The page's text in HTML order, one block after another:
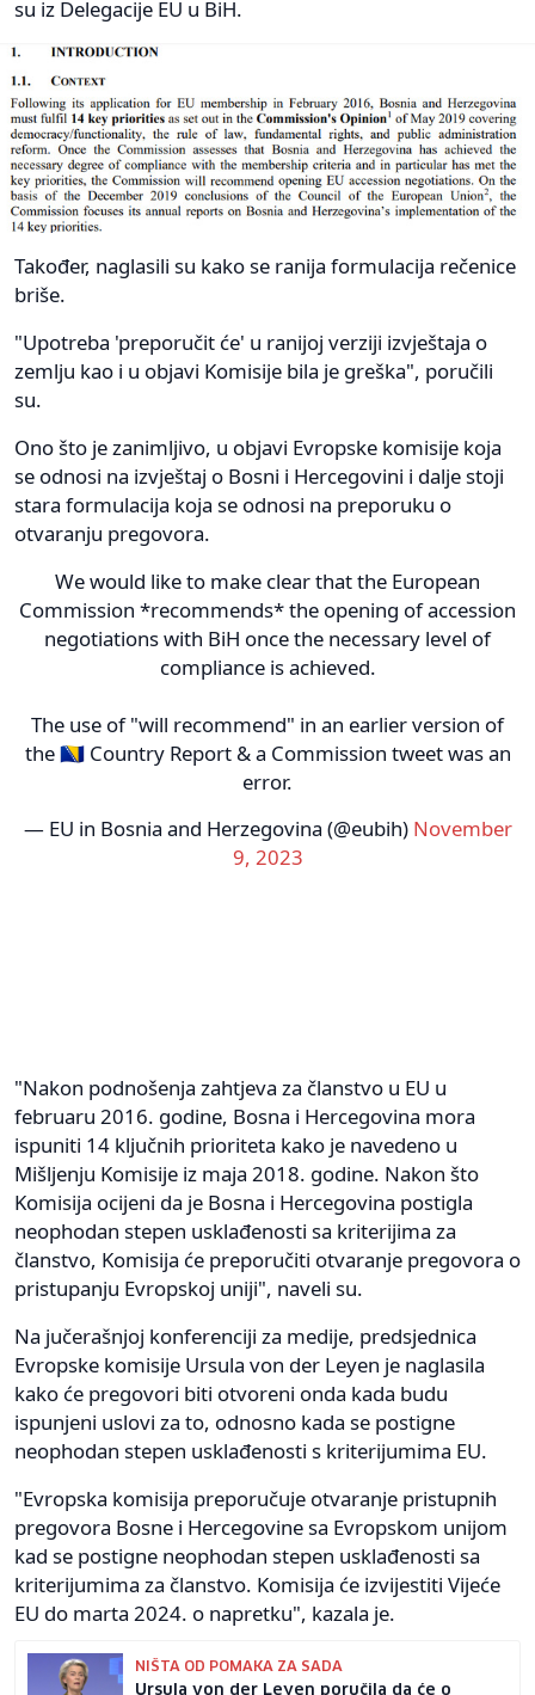
su iz Delegacije EU u BiH.
Također, naglasili su kako se ranija formulacija rečenice
briše.
"Upotreba 'preporučit će' u ranijoj verziji izvještaja o
zemlju kao i u objavi Komisije bila je greška", poručili
su.
Ono što je zanimljivo, u objavi Evropske komisije koja
se odnosi na izvještaj o Bosni i Hercegovini i dalje stoji
stara formulacija koja se odnosi na preporuku o
otvaranju pregovora.
We would like to make clear that the European
Commission *recommends* the opening of accession
negotiations with BiH once the necessary level of
compliance is achieved.
The use of "will recommend" in an earlier version of
the 🇧🇦 Country Report & a Commission tweet was an
error.
— EU in Bosnia and Herzegovina (@eubih) November
9, 2023
"Nakon podnošenja zahtjeva za članstvo u EU u
februaru 2016. godine, Bosna i Hercegovina mora
ispuniti 14 ključnih prioriteta kako je navedeno u
Mišljenju Komisije iz maja 2018. godine. Nakon što
Komisija ocijeni da je Bosna i Hercegovina postigla
neophodan stepen usklađenosti sa kriterijima za
članstvo, Komisija će preporučiti otvaranje pregovora o
pristupanju Evropskoj uniji", naveli su.
Na jučerašnjoj konferenciji za medije, predsjednica
Evropske komisije Ursula von der Leyen je naglasila
kako će pregovori biti otvoreni onda kada budu
ispunjeni uslovi za to, odnosno kada se postigne
neophodan stepen usklađenosti s kriterijumima EU.
"Evropska komisija preporučuje otvaranje pristupnih
pregovora Bosne i Hercegovine sa Evropskom unijom
kad se postigne neophodan stepen usklađenosti sa
kriterijumima za članstvo. Komisija će izvijestiti Vijeće
EU do marta 2024. o napretku", kazala je.
NIŠTA OD POMAKA ZA SADA
Ursula von der Leyen poručila da će o